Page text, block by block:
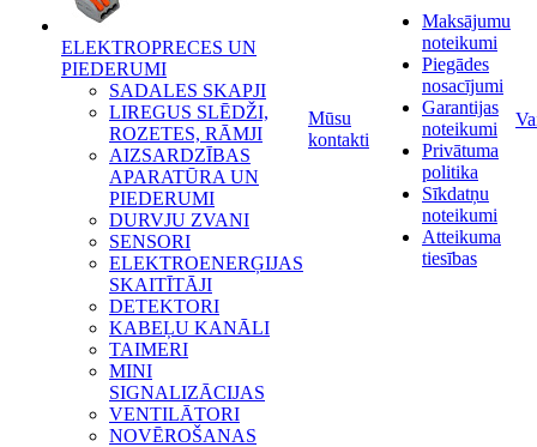
ELEKTROPRECES UN
PIEDERUMI
SADALES SKAPJI
LIREGUS SLĒDŽI,
ROZETES, RĀMJI
AIZSARDZĪBAS
APARATŪRA UN
PIEDERUMI
DURVJU ZVANI
SENSORI
ELEKTROENERĢIJAS
SKAITĪTĀJI
DETEKTORI
KABEĻU KANĀLI
TAIMERI
MINI
SIGNALIZĀCIJAS
VENTILĀTORI
NOVĒROŠANAS
Mūsu
kontakti
Maksājumu
noteikumi
Piegādes
nosacījumi
Garantijas
noteikumi
Privātuma
politika
Sīkdatņu
noteikumi
Atteikuma
tiesības